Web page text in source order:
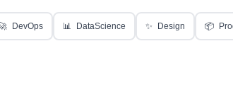
DevOps 📊 DataScience ✨ Design 📦